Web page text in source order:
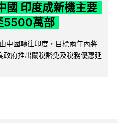
國 印度成新機主要
5500萬部
中國轉往印度，目標兩年內將
政府推出關稅豁免及稅務優惠延